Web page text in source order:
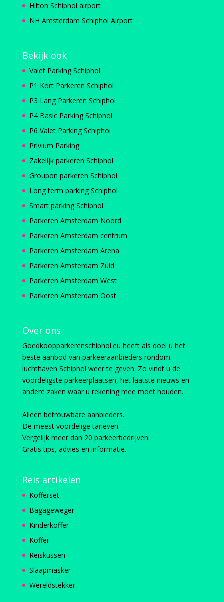
Hilton Schiphol airport
NH Amsterdam Schiphol Airport
Bekijk ook
Valet Parking Schiphol
P1 Kort Parkeren Schiphol
P3 Lang Parkeren Schiphol
P4 Basic Parking Schiphol
P6 Valet Parking Schiphol
Privium Parking
Zakelijk parkeren Schiphol
Groupon parkeren Schiphol
Long term parking Schiphol
Smart parking Schiphol
Parkeren Amsterdam Noord
Parkeren Amsterdam centrum
Parkeren Amsterdam Arena
Parkeren Amsterdam Zuid
Parkeren Amsterdam West
Parkeren Amsterdam Oost
Over ons
Goedkoopparkerenschiphol.eu heeft als doel u het
beste aanbod van parkeeraanbieders rondom
luchthaven Schiphol weer te geven. Zo vindt u de
voordeligste parkeerplaatsen, het laatste nieuws en
andere zaken waar u rekening mee moet houden.
Alleen betrouwbare aanbieders.
De meest voordelige tarieven.
Vergelijk meer dan 20 parkeerbedrijven.
Gratis tips, advies en informatie.
Reis artikelen
Kofferset
Bagageweger
Kinderkoffer
Koffer
Reiskussen
Slaapmasker
Wereldstekker